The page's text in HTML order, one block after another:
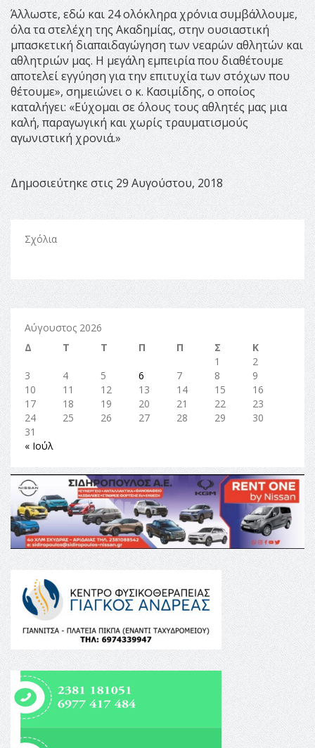
Άλλωστε, εδώ και 24 ολόκληρα χρόνια συμβάλλουμε,
όλα τα στελέχη της Ακαδημίας, στην ουσιαστική
μπασκετική διαπαιδαγώγηση των νεαρών αθλητών και
αθλητριών μας. Η μεγάλη εμπειρία που διαθέτουμε
αποτελεί εγγύηση για την επιτυχία των στόχων που
θέτουμε», σημειώνει ο κ. Κασιμίδης, ο οποίος
καταλήγει: «Εύχομαι σε όλους τους αθλητές μας μια
καλή, παραγωγική και χωρίς τραυματισμούς
αγωνιστική χρονιά.»
Δημοσιεύτηκε στις 29 Αυγούστου, 2018
Σχόλια
Αύγουστος 2026
Δ
Τ Τ Π Π Σ
Κ
1
2
3
4 5 6 7 8
9
10
11 12 13 14 15
16
17
18 19 20 21 22
23
24
25 26 27 28 29
30
31
« Ιούλ